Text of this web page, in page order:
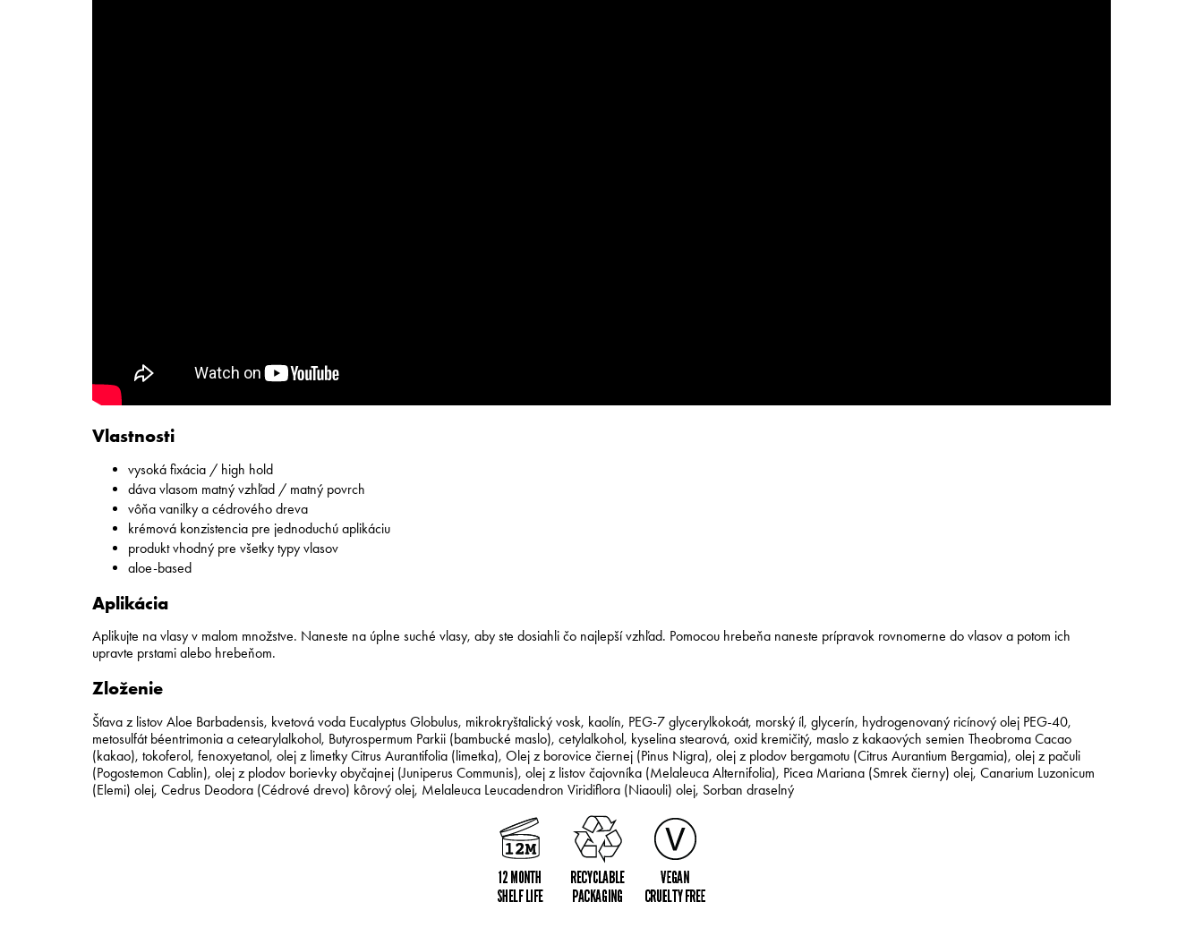
Vlastnosti
vysoká fixácia / high hold
dáva vlasom matný vzhľad / matný povrch
vôňa vanilky a cédrového dreva
krémová konzistencia pre jednoduchú aplikáciu
produkt vhodný pre všetky typy vlasov
aloe-based
Aplikácia
Aplikujte na vlasy v malom množstve. Naneste na úplne suché vlasy, aby ste dosiahli čo najlepší vzhľad. Pomocou hrebeňa naneste prípravok rovnomerne do vlasov a potom ich
upravte prstami alebo hrebeňom.
Zloženie
Šťava z listov Aloe Barbadensis, kvetová voda Eucalyptus Globulus, mikrokryštalický vosk, kaolín, PEG-7 glycerylkokoát, morský íl, glycerín, hydrogenovaný ricínový olej PEG-40,
metosulfát béentrimonia a cetearylalkohol, Butyrospermum Parkii (bambucké maslo), cetylalkohol, kyselina stearová, oxid kremičitý, maslo z kakaových semien Theobroma Cacao
(kakao), tokoferol, fenoxyetanol, olej z limetky Citrus Aurantifolia (limetka), Olej z borovice čiernej (Pinus Nigra), olej z plodov bergamotu (Citrus Aurantium Bergamia), olej z pačuli
(Pogostemon Cablin), olej z plodov borievky obyčajnej (Juniperus Communis), olej z listov čajovníka (Melaleuca Alternifolia), Picea Mariana (Smrek čierny) olej, Canarium Luzonicum
(Elemi) olej, Cedrus Deodora (Cédrové drevo) kôrový olej, Melaleuca Leucadendron Viridiflora (Niaouli) olej, Sorban draselný